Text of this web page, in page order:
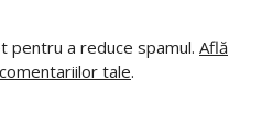
pentru a reduce spamul. Află
tale.